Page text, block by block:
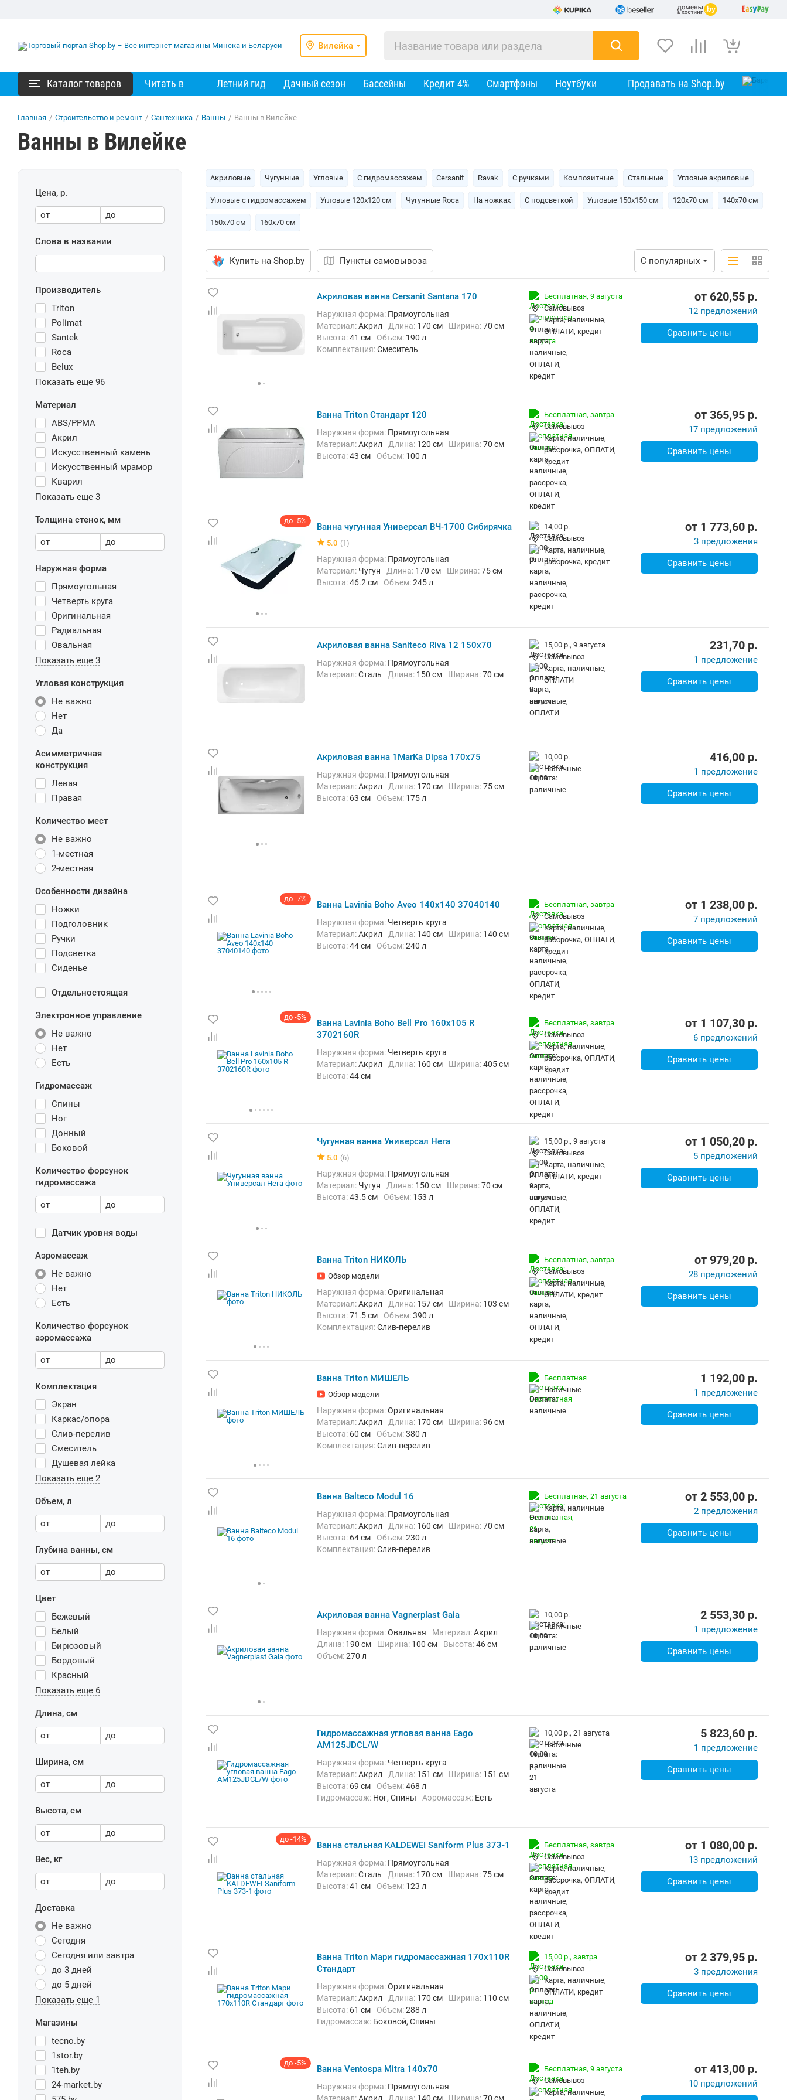
Вилейка
Каталог товаров Читать в Летний гид Дачный сезон Бассейны Кредит 4% Смартфоны Ноутбуки Продавать на Shop.by
Главная / Строительство и ремонт / Сантехника / Ванны / Ванны в Вилейке
Ванны в Вилейке
Цена, р.
от до
Слова в названии
Производитель
Triton
Polimat
Santek
Roca
Belux
Показать еще 96
Материал
ABS/PPMA
Акрил
Искусственный камень
Искусственный мрамор
Кварил
Показать еще 3
Толщина стенок, мм
от до
Наружная форма
Прямоугольная
Четверть круга
Оригинальная
Радиальная
Овальная
Показать еще 3
Угловая конструкция
Не важно
Нет
Да
Асимметричная
конструкция
Левая
Правая
Количество мест
Не важно
1-местная
2-местная
Особенности дизайна
Ножки
Подголовник
Ручки
Подсветка
Сиденье
Отдельностоящая
Электронное управление
Не важно
Нет
Есть
Гидромассаж
Спины
Ног
Донный
Боковой
Количество форсунок
гидромассажа
от до
Датчик уровня воды
Аэромассаж
Не важно
Нет
Есть
Количество форсунок
аэромассажа
от до
Комплектация
Экран
Каркас/опора
Слив-перелив
Смеситель
Душевая лейка
Показать еще 2
Объем, л
от до
Глубина ванны, см
от до
Цвет
Бежевый
Белый
Бирюзовый
Бордовый
Красный
Показать еще 6
Длина, см
от до
Ширина, см
от до
Высота, см
от до
Вес, кг
от до
Доставка
Не важно
Сегодня
Сегодня или завтра
до 3 дней
до 5 дней
Показать еще 1
Магазины
tecno.by
1stor.by
1teh.by
24-market.by
Акриловые Чугунные Угловые С гидромассажем Cersanit Ravak С ручками Композитные Стальные Угловые акриловые
Угловые с гидромассажем Угловые 120х120 см Чугунные Roca На ножках С подсветкой Угловые 150х150 см 120х70 см 140х70 см
150х70 см 160х70 см
Купить на Shop.by Пункты самовывоза С популярных
Акриловая ванна Cersanit Santana 170
Наружная форма: Прямоугольная
Материал:Акрил Длина: 170 см Ширина:70 см
Высота:41 см Объем: 190 л
Комплектация:Смеситель
Бесплатная, 9 августа
Самовывоз
карта, наличные,
ОПЛАТИ, кредит
от 620,55 p.
12 предложений
Сравнить цены
Ванна Triton Стандарт 120
Наружная форма: Прямоугольная
Материал:Акрил Длина: 120 см Ширина:70 см
Высота:43 см Объем: 100 л
Бесплатная, завтра
Самовывоз
карта, наличные,
рассрочка, ОПЛАТИ,
кредит
от 365,95 p.
17 предложений
Сравнить цены
до -5%
Ванна чугунная Универсал ВЧ-1700 Сибирячка
5.0 (1)
Наружная форма: Прямоугольная
Материал: Чугун Длина: 170 см Ширина:75 см
Высота:46.2 см Объем:245 л
14,00 р.
Самовывоз
карта, наличные,
рассрочка, кредит
от 1 773,60 p.
3 предложения
Сравнить цены
Акриловая ванна Saniteco Riva 12 150x70
Наружная форма: Прямоугольная
Материал:Сталь Длина: 150 см Ширина:70 см
15,00 р., 9 августа
Самовывоз
карта, наличные,
ОПЛАТИ
231,70 p.
1 предложение
Сравнить цены
Акриловая ванна 1MarKa Dipsa 170x75
Наружная форма: Прямоугольная
Материал:Акрил Длина: 170 см Ширина:75 см
Высота: 63 см Объем: 175 л
10,00 р.
наличные
416,00 p.
1 предложение
Сравнить цены
до -7%
Ванна Lavinia Boho Aveo 140х140 37040140
Наружная форма: Четверть круга
Материал:Акрил Длина: 140 см Ширина: 140 см
Высота:44 см Объем:240 л
Бесплатная, завтра
Самовывоз
карта, наличные,
рассрочка, ОПЛАТИ,
кредит
от 1 238,00 p.
7 предложений
Сравнить цены
до -5%
Ванна Lavinia Boho Bell Pro 160x105 R
3702160R
Наружная форма: Четверть круга
Материал:Акрил Длина: 160 см Ширина:405 см
Высота:44 см
Бесплатная, завтра
Самовывоз
карта, наличные,
рассрочка, ОПЛАТИ,
кредит
от 1 107,30 p.
6 предложений
Сравнить цены
Чугунная ванна Универсал Нега
5.0 (6)
Наружная форма: Прямоугольная
Материал: Чугун Длина: 150 см Ширина:70 см
Высота:43.5 см Объем: 153 л
15,00 р., 9 августа
Самовывоз
карта, наличные,
ОПЛАТИ, кредит
от 1 050,20 p.
5 предложений
Сравнить цены
Ванна Triton НИКОЛЬ
Обзор модели
Наружная форма:Оригинальная
Материал:Акрил Длина: 157 см Ширина: 103 см
Высота:71.5 см Объем:390 л
Комплектация:Слив-перелив
Бесплатная, завтра
Самовывоз
карта, наличные,
ОПЛАТИ, кредит
от 979,20 p.
28 предложений
Сравнить цены
Ванна Triton МИШЕЛЬ
Обзор модели
Наружная форма:Оригинальная
Материал:Акрил Длина: 170 см Ширина:96 см
Высота: 60 см Объем:380 л
Комплектация:Слив-перелив
Бесплатная
наличные
1 192,00 p.
1 предложение
Сравнить цены
Ванна Balteco Modul 16
Наружная форма: Прямоугольная
Материал:Акрил Длина: 160 см Ширина:70 см
Высота: 64 см Объем:230 л
Комплектация:Слив-перелив
Бесплатная, 21 августа
карта, наличные
от 2 553,00 p.
2 предложения
Сравнить цены
Акриловая ванна Vagnerplast Gaia
Наружная форма:Овальная Материал:Акрил
Длина: 190 см Ширина: 100 см Высота:46 см
Объем:270 л
10,00 р.
наличные
2 553,30 p.
1 предложение
Сравнить цены
Гидромассажная угловая ванна Eago
AM125JDCL/W
Наружная форма: Четверть круга
Материал:Акрил Длина: 151 см Ширина: 151 см
Высота: 69 см Объем:468 л
Гидромассаж: Ног, Спины Аэромассаж: Есть
10,00 р., 21 августа
наличные
5 823,60 p.
1 предложение
Сравнить цены
до -14%
Ванна стальная KALDEWEI Saniform Plus 373-1
Наружная форма: Прямоугольная
Материал:Сталь Длина: 170 см Ширина:75 см
Высота:41 см Объем: 123 л
Бесплатная, завтра
Самовывоз
карта, наличные,
рассрочка, ОПЛАТИ,
кредит
от 1 080,00 p.
13 предложений
Сравнить цены
Ванна Triton Мари гидромассажная 170х110R
Стандарт
Наружная форма:Оригинальная
Материал:Акрил Длина: 170 см Ширина: 110 см
Высота: 61 см Объем:288 л
Гидромассаж: Боковой, Спины
15,00 р., завтра
Самовывоз
карта, наличные,
ОПЛАТИ, кредит
от 2 379,95 p.
3 предложения
Сравнить цены
до -5%
Ванна Ventospa Mitra 140x70
Наружная форма: Прямоугольная
Бесплатная, 9 августа
Самовывоз
карта, наличные,
от 413,00 p.
10 предложений